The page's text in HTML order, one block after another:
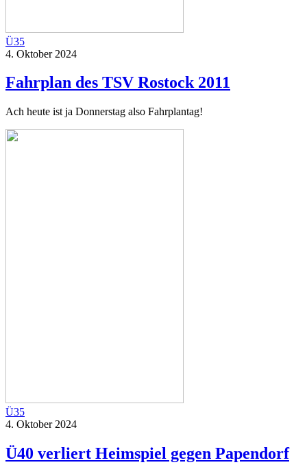
Ü35
4. Oktober 2024
Fahrplan des TSV Rostock 2011
Ach heute ist ja Donnerstag also Fahrplantag!
Ü35
4. Oktober 2024
Ü40 verliert Heimspiel gegen Papendorf